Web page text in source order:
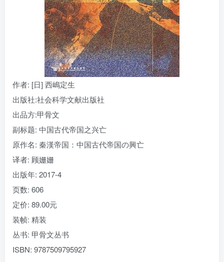
作者: [日] 西嶋定生
出版社:社会科学文献出版社
出品方:甲骨文
副标题: 中国古代帝国之兴亡
原作名: 秦漢帝国：中国古代帝国の興亡
译者: 顾姗姗
出版年: 2017-4
页数: 606
定价: 89.00元
装帧: 精装
丛书: 甲骨文丛书
ISBN: 9787509795927
登录
社交账号登录